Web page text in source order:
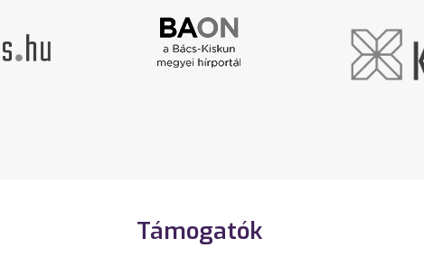
Támogatók